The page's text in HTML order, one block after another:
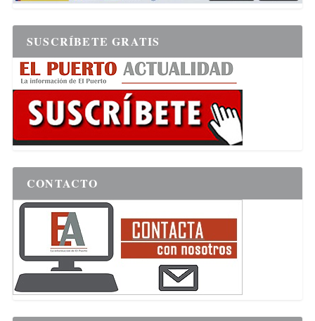
SUSCRÍBETE GRATIS
CONTACTO